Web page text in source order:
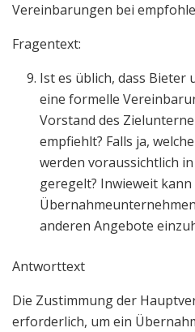
Vereinbarungen bei
Fragentext:
Ist es üblich, dass Bieter
eine formelle
Vorstand des
empfiehlt? Falls ja,
werden voraussichtlich
geregelt? Inwieweit
anderen Angebote
Antworttext
Die Zustimmung der
erforderlich, um ein